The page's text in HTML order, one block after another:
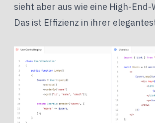
sieht aber aus wie eine High-End-
Das ist Effizienz in ihrer